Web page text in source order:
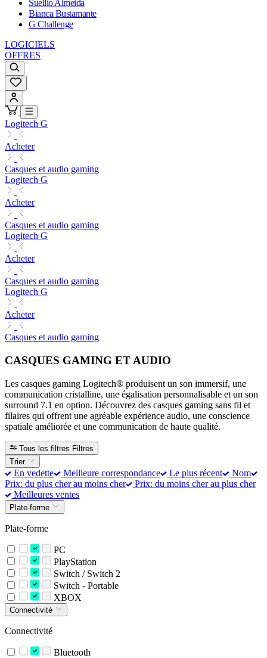
Suellio Almeida
Bianca Bustamante
G Challenge
LOGICIELS
OFFRES
Logitech G
Acheter
Casques et audio gaming
Logitech G
Acheter
Casques et audio gaming
Logitech G
Acheter
Casques et audio gaming
Logitech G
Acheter
Casques et audio gaming
CASQUES GAMING ET AUDIO
Les casques gaming Logitech® produisent un son immersif, une
communication cristalline, une égalisation personnalisable et un son
surround 7.1 en option. Découvrez des casques gaming sans fil et
filaires qui offrent une agréable expérience audio, une conscience
spatiale améliorée et une communication de haute qualité.
Tous les filtres Filtres
Trier
En vedette Meilleure correspondance Le plus récent
Nom
Prix: du plus cher au moins cher
Prix: du moins cher au plus cher
Meilleures ventes
Plate-forme
Plate-forme
PC
PlayStation
Switch / Switch 2
Switch - Portable
XBOX
Connectivité
Connectivité
Bluetooth